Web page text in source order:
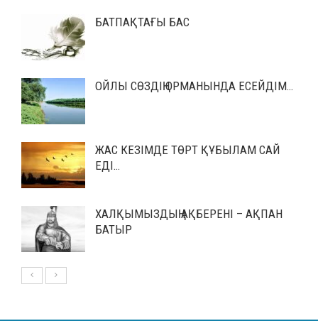
БАТПАҚТАҒЫ БАС
ОЙЛЫ СӨЗДІҢ ОРМАНЫНДА ЕСЕЙДІМ…
ЖАС КЕЗІМДЕ ТӨРТ ҚҰБЫЛАМ САЙ
ЕДІ…
ХАЛҚЫМЫЗДЫҢ АҚБЕРЕНІ – АҚПАН
БАТЫР